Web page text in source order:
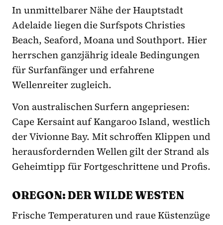
In unmittelbarer Nähe der Hauptstadt
Adelaide liegen die Surfspots Christies
Beach, Seaford, Moana und Southport. Hier
herrschen ganzjährig ideale Bedingungen
für Surfanfänger und erfahrene
Wellenreiter zugleich.
Von australischen Surfern angepriesen:
Cape Kersaint auf Kangaroo Island, westlich
der Vivionne Bay. Mit schroffen Klippen und
herausfordernden Wellen gilt der Strand als
Geheimtipp für Fortgeschrittene und Profis.
OREGON: DER WILDE WESTEN
Frische Temperaturen und raue Küstenzüge